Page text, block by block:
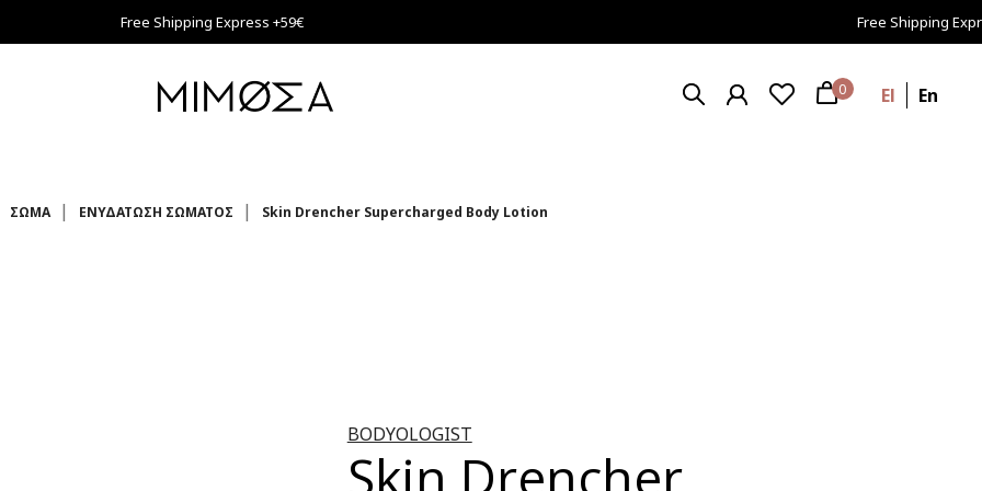
Free Shipping Express +59€ Free Shipping
El En
0
ΣΩΜΑ ΕΝΥΔΑΤΩΣΗ ΣΩΜΑΤΟΣ Skin Drencher Supercharged Body Lotion
BODYOLOGIST
Skin Drencher